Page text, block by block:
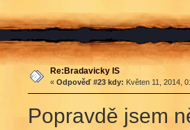
Re:Bradavicky IS
« Odpověď #23 kdy: Květen 11, 2014,
Popravdě jsem